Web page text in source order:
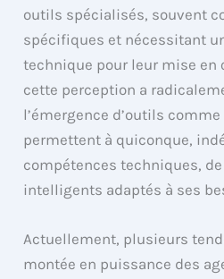
outils spécialisés, souvent
spécifiques et nécessitant
technique pour leur mise en
cette perception a
l’émergence d’outils comme
permettent à quiconque,
compétences techniques,
intelligents adaptés à ses
Actuellement, plusieurs
montée en puissance des